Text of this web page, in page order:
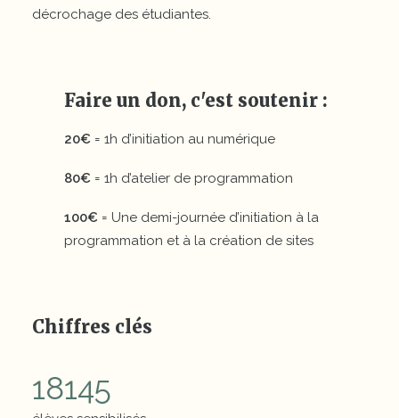
décrochage des étudiantes.
Faire un don, c'est soutenir :
20€ = 1h d’initiation au numérique
80€ = 1h d’atelier de programmation
100€ = Une demi-journée d’initiation à la
programmation et à la création de sites
Chiffres clés
18145